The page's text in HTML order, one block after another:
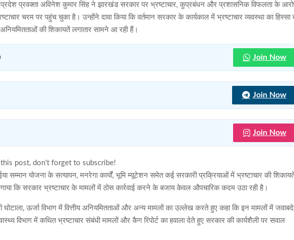
के प्रदेश प्रवक्ता अविनेश कुमार सिंह ने झारखंड सरकार पर भ्रष्टाचार, कुप्रबंधन और प्रशासनिक विफलता के
चरम पर पहुंच चुका है। उन्होंने दावा किया कि वर्तमान सरकार के कार्यकाल में भ्रष्टाचार व्यवस्था का हिस्सा
अनियमितताओं की शिकायतें लगातार सामने आ रही हैं।
Join Now
Join Now
Join Now
this post, don't forget to subscribe!
सम्मान योजना के सत्यापन, मनरेगा कार्यों, भूमि म्यूटेशन समेत कई सरकारी प्रक्रियाओं में भ्रष्टाचार की
कि सरकार भ्रष्टाचार के मामलों में ठोस कार्रवाई करने के बजाय केवल औपचारिक कदम उठा रही है।
ऊर्जा विभाग में वित्तीय अनियमितताओं और अन्य मामलों का उल्लेख करते हुए कहा कि इन मामलों में
विभाग में कथित भ्रष्टाचार संबंधी मामलों और कैग रिपोर्ट का हवाला देते हुए सरकार की कार्यशैली पर सवाल